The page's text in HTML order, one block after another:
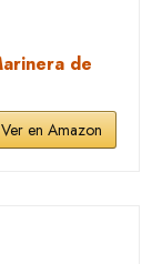
de
Ver en Amazon